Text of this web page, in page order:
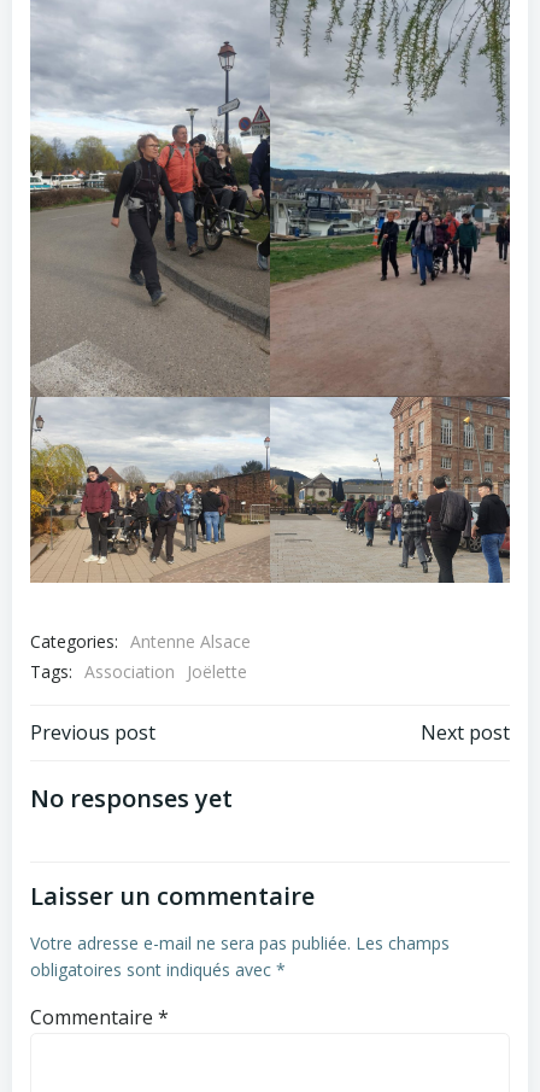
Categories: Antenne Alsace
Tags: Association Joëlette
Post
navigation
Previous post Next post
No responses yet
Laisser un commentaire
Votre adresse e-mail ne sera pas publiée. Les champs
obligatoires sont indiqués avec *
Commentaire *